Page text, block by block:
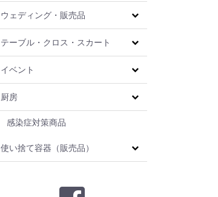
ウェディング・販売品
テーブル・クロス・スカート
イベント
厨房
感染症対策商品
使い捨て容器（販売品）